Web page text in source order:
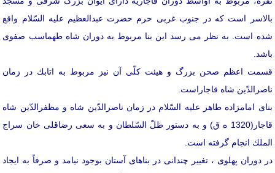
بالاسر است كه در جنوب غربی حرم حضرت عبدالعظیم علیه السّلام واقع
شده است. به نظر می رسد این بنا مربوط به دوران شاه طهماسب صفوی
باشد.
قسمت اعظم صحن بزرگ و هیئت كلّی آن نیز مربوط به اتابك در زمان
ناصرالدّین شاه قاجاراست.
بنای امامزاده طاهر علیه السّلام در زمان ناصرالدّین شاه و مظفرالدّین شاه
قاجار(1320 ه ق) و به دستور ظلّ السّلطان و به سعی رضاقلی خان سراج
الملك انجام گرفته است.
در دوران پهلوی ، تغییر چندانی در بناهای آستان بوجود نیامد و صرفاً به ایجاد